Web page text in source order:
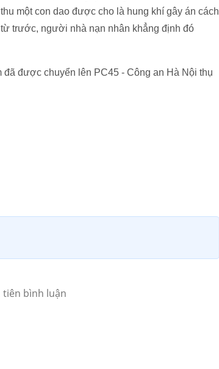
một con dao được cho là hung khí gây án cách
trước, người nhà nạn nhân khẳng định đó
được chuyển lên PC45 - Công an Hà Nội thụ